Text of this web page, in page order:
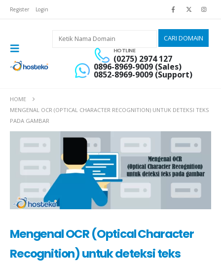
Register Login
HOTLINE
(0275) 2974 127
0896-8969-9009 (Sales)
0852-8969-9009 (Support)
HOME
MENGENAL OCR (OPTICAL CHARACTER RECOGNITION) UNTUK DETEKSI TEKS
PADA GAMBAR
Mengenal OCR (Optical Character
Recognition) untuk deteksi teks